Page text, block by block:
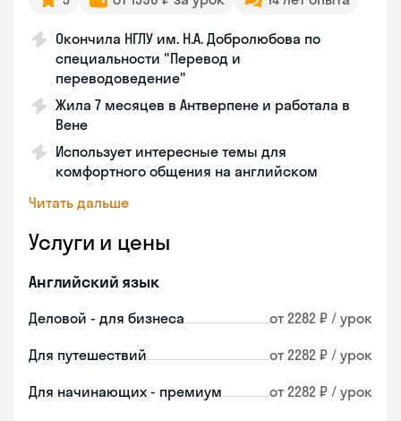
Окончила НГЛУ им. Н.А. Добролюбова по
специальности "Перевод и
переводоведение"
Жила 7 месяцев в Антверпене и работала в
Вене
Использует интересные темы для
комфортного общения на английском
Читать дальше
Услуги и цены
Английский язык
Деловой - для бизнеса от 2282 ₽ / урок
Для путешествий от 2282 ₽ / урок
Для начинающих - премиум от 2282 ₽ / урок